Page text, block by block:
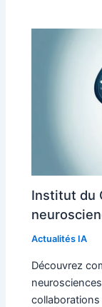
Institut du
Actualités IA
Découvrez